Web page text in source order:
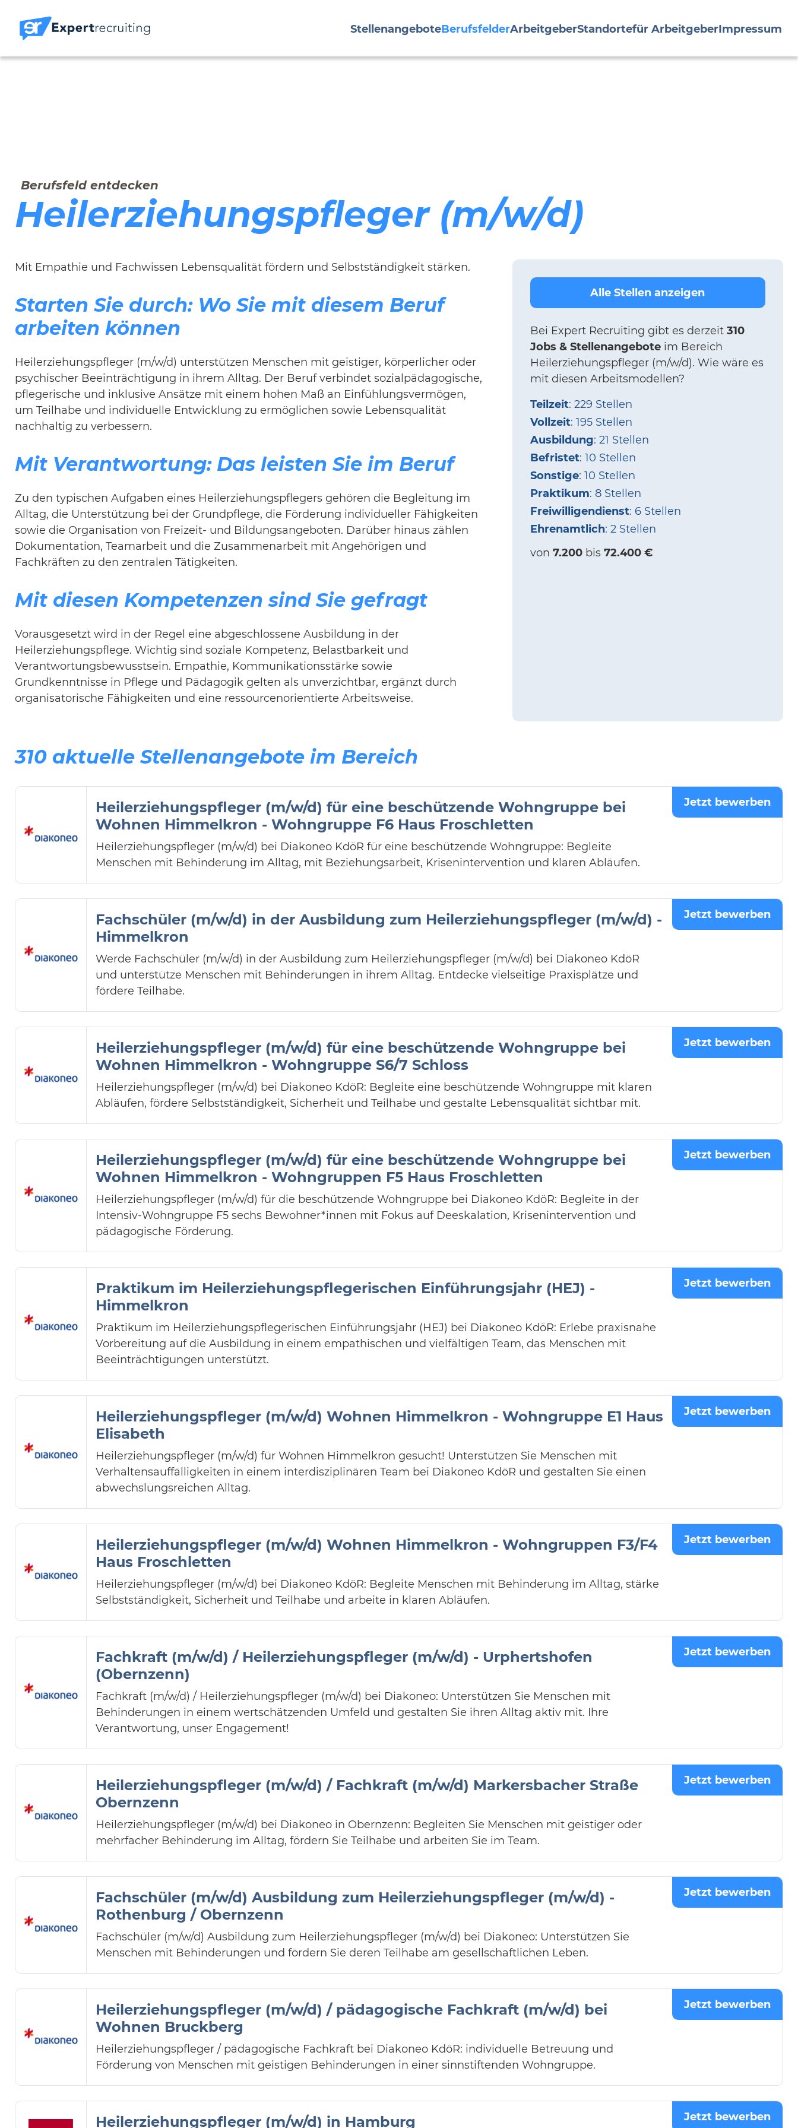
StellenangeboteBerufsfelderArbeitgeberStandortefür ArbeitgeberImpressum
Berufsfeld entdecken
Heilerziehungspfleger (m/w/d)
Mit Empathie und Fachwissen Lebensqualität fördern und Selbstständigkeit stärken.
Starten Sie durch: Wo Sie mit diesem Beruf
arbeiten können
Heilerziehungspfleger (m/w/d) unterstützen Menschen mit geistiger, körperlicher oder
psychischer Beeinträchtigung in ihrem Alltag. Der Beruf verbindet sozialpädagogische,
pflegerische und inklusive Ansätze mit einem hohen Maß an Einfühlungsvermögen,
um Teilhabe und individuelle Entwicklung zu ermöglichen sowie Lebensqualität
nachhaltig zu verbessern.
Mit Verantwortung: Das leisten Sie im Beruf
Zu den typischen Aufgaben eines Heilerziehungspflegers gehören die Begleitung im
Alltag, die Unterstützung bei der Grundpflege, die Förderung individueller Fähigkeiten
sowie die Organisation von Freizeit- und Bildungsangeboten. Darüber hinaus zählen
Dokumentation, Teamarbeit und die Zusammenarbeit mit Angehörigen und
Fachkräften zu den zentralen Tätigkeiten.
Mit diesen Kompetenzen sind Sie gefragt
Vorausgesetzt wird in der Regel eine abgeschlossene Ausbildung in der
Heilerziehungspflege. Wichtig sind soziale Kompetenz, Belastbarkeit und
Verantwortungsbewusstsein. Empathie, Kommunikationsstärke sowie
Grundkenntnisse in Pflege und Pädagogik gelten als unverzichtbar, ergänzt durch
organisatorische Fähigkeiten und eine ressourcenorientierte Arbeitsweise.
Alle Stellen anzeigen
Bei Expert Recruiting gibt es derzeit 310
Jobs & Stellenangeboteim Bereich
Heilerziehungspfleger (m/w/d). Wie wäre es
mit diesen Arbeitsmodellen?
Teilzeit: 229 Stellen
Vollzeit: 195 Stellen
Ausbildung: 21 Stellen
Befristet: 10 Stellen
Sonstige: 10 Stellen
Praktikum: 8 Stellen
Freiwilligendienst: 6 Stellen
Ehrenamtlich: 2 Stellen
von 7.200bis 72.400 €
310 aktuelle Stellenangebote im Bereich
Heilerziehungspfleger (m/w/d) für eine beschützende Wohngruppe bei
Wohnen Himmelkron - Wohngruppe F6 Haus Froschletten
Heilerziehungspfleger (m/w/d) bei Diakoneo KdöR für eine beschützende Wohngruppe: Begleite
Menschen mit Behinderung im Alltag, mit Beziehungsarbeit, Krisenintervention und klaren Abläufen.
Jetzt bewerben
Fachschüler (m/w/d) in der Ausbildung zum Heilerziehungspfleger (m/w/d) -
Himmelkron
Werde Fachschüler (m/w/d) in der Ausbildung zum Heilerziehungspfleger (m/w/d) bei Diakoneo KdöR
und unterstütze Menschen mit Behinderungen in ihrem Alltag. Entdecke vielseitige Praxisplätze und
fördere Teilhabe.
Jetzt bewerben
Heilerziehungspfleger (m/w/d) für eine beschützende Wohngruppe bei
Wohnen Himmelkron - Wohngruppe S6/7 Schloss
Heilerziehungspfleger (m/w/d) bei Diakoneo KdöR: Begleite eine beschützende Wohngruppe mit klaren
Abläufen, fördere Selbstständigkeit, Sicherheit und Teilhabe und gestalte Lebensqualität sichtbar mit.
Jetzt bewerben
Heilerziehungspfleger (m/w/d) für eine beschützende Wohngruppe bei
Wohnen Himmelkron - Wohngruppen F5 Haus Froschletten
Heilerziehungspfleger (m/w/d) für die beschützende Wohngruppe bei Diakoneo KdöR: Begleite in der
Intensiv-Wohngruppe F5 sechs Bewohner*innen mit Fokus auf Deeskalation, Krisenintervention und
pädagogische Förderung.
Jetzt bewerben
Praktikum im Heilerziehungspflegerischen Einführungsjahr (HEJ) -
Himmelkron
Praktikum im Heilerziehungspflegerischen Einführungsjahr (HEJ) bei Diakoneo KdöR: Erlebe praxisnahe
Vorbereitung auf die Ausbildung in einem empathischen und vielfältigen Team, das Menschen mit
Beeinträchtigungen unterstützt.
Jetzt bewerben
Heilerziehungspfleger (m/w/d) Wohnen Himmelkron - Wohngruppe E1 Haus
Elisabeth
Heilerziehungspfleger (m/w/d) für Wohnen Himmelkron gesucht! Unterstützen Sie Menschen mit
Verhaltensauffälligkeiten in einem interdisziplinären Team bei Diakoneo KdöR und gestalten Sie einen
abwechslungsreichen Alltag.
Jetzt bewerben
Heilerziehungspfleger (m/w/d) Wohnen Himmelkron - Wohngruppen F3/F4
Haus Froschletten
Heilerziehungspfleger (m/w/d) bei Diakoneo KdöR: Begleite Menschen mit Behinderung im Alltag, stärke
Selbstständigkeit, Sicherheit und Teilhabe und arbeite in klaren Abläufen.
Jetzt bewerben
Fachkraft (m/w/d) / Heilerziehungspfleger (m/w/d) - Urphertshofen
(Obernzenn)
Fachkraft (m/w/d) / Heilerziehungspfleger (m/w/d) bei Diakoneo: Unterstützen Sie Menschen mit
Behinderungen in einem wertschätzenden Umfeld und gestalten Sie ihren Alltag aktiv mit. Ihre
Verantwortung, unser Engagement!
Jetzt bewerben
Heilerziehungspfleger (m/w/d) / Fachkraft (m/w/d) Markersbacher Straße
Obernzenn
Heilerziehungspfleger (m/w/d) bei Diakoneo in Obernzenn: Begleiten Sie Menschen mit geistiger oder
mehrfacher Behinderung im Alltag, fördern Sie Teilhabe und arbeiten Sie im Team.
Jetzt bewerben
Fachschüler (m/w/d) Ausbildung zum Heilerziehungspfleger (m/w/d) -
Rothenburg / Obernzenn
Fachschüler (m/w/d) Ausbildung zum Heilerziehungspfleger (m/w/d) bei Diakoneo: Unterstützen Sie
Menschen mit Behinderungen und fördern Sie deren Teilhabe am gesellschaftlichen Leben.
Jetzt bewerben
Heilerziehungspfleger (m/w/d) / pädagogische Fachkraft (m/w/d) bei
Wohnen Bruckberg
Heilerziehungspfleger / pädagogische Fachkraft bei Diakoneo KdöR: individuelle Betreuung und
Förderung von Menschen mit geistigen Behinderungen in einer sinnstiftenden Wohngruppe.
Jetzt bewerben
Heilerziehungspfleger (m/w/d) in Hamburg Jetzt bewerben